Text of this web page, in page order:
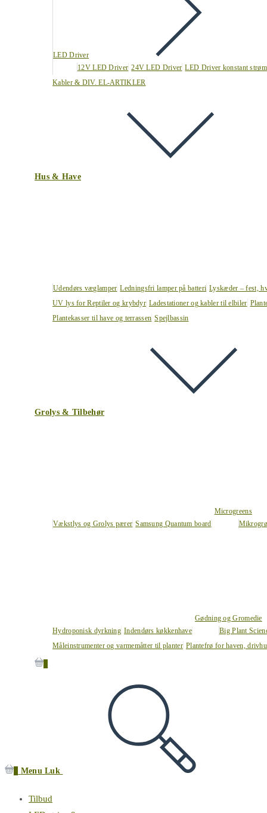
LED Driver
12V LED Driver 24V LED Driver LED Driver konstant strøm
Kabler & DIV. EL-ARTIKLER
Hus & Have
Udendørs væglamper Ledningsfri lamper på batteri Lyskæder – fest,
UV lys for Reptiler og krybdyr Ladestationer og kabler til elbiler
Plantekasser til have og terrassen Spejlbassin
Grolys & Tilbehør
Vækstlys og Grolys pærer Samsung Quantum board
Microgreens
Hydroponisk dyrkning Indendørs køkkenhave
Gødning og Gromedie
Big Plant
Måleinstrumenter og varmemåtter til planter Plantefrø for haven,
Menu Luk
Tilbud